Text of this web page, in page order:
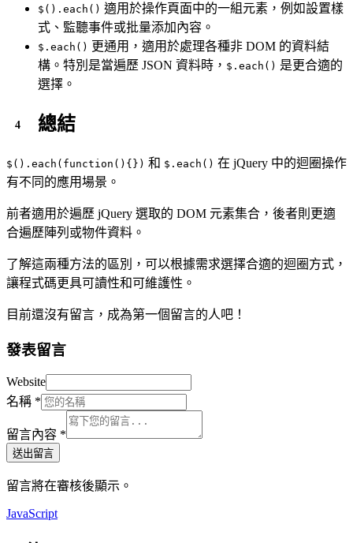
$().each() 適用於操作頁面中的一組元素，例如設置樣
式、監聽事件或批量添加內容。
$.each() 更通用，適用於處理各種非 DOM 的資料結
構。特別是當遍歷 JSON 資料時， $.each() 是更合適的
選擇。
總結
$().each(function(){}) 和 $.each() 在 jQuery 中的迴圈操作
有不同的應用場景。
前者適用於遍歷 jQuery 選取的 DOM 元素集合，後者則更適
合遍歷陣列或物件資料。
了解這兩種方法的區別，可以根據需求選擇合適的迴圈方式，
讓程式碼更具可讀性和可維護性。
目前還沒有留言，成為第一個留言的人吧！
發表留言
Website
名稱 *
留言內容 *
送出留言
留言將在審核後顯示。
JavaScript